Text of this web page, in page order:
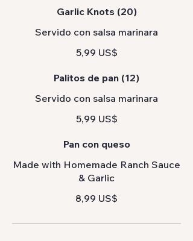
Garlic Knots (20)
Servido con salsa marinara
5,99 US$
Palitos de pan (12)
Servido con salsa marinara
5,99 US$
Pan con queso
Made with Homemade Ranch Sauce
& Garlic
8,99 US$